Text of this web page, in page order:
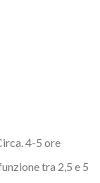
4-5 ore
tra 2,5 e 5